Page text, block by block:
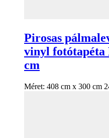
Pirosas
vinyl fotótapéta
cm
Méret: 408 cm x 300 cm